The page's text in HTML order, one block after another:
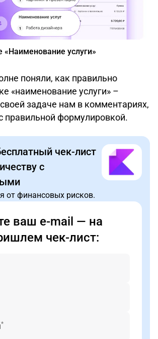
услуги»
поняли, как правильно
«наименование услуги» –
задаче нам в комментариях,
формулировкой.
чек-лист
с
от финансовых рисков.
ваш e-mail — на
чек-лист:
*